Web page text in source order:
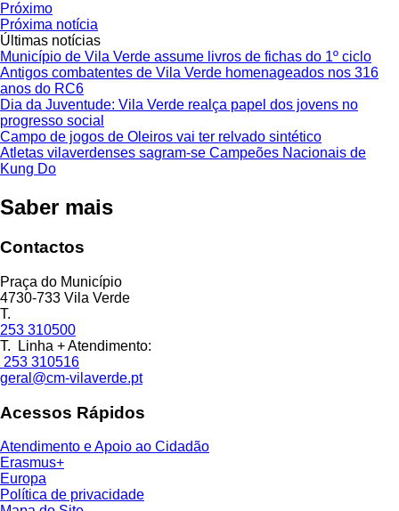
Próximo
Próxima notícia
Últimas notícias
Município de Vila Verde assume livros de fichas do 1º ciclo
Antigos combatentes de Vila Verde homenageados nos 316
anos do RC6
Dia da Juventude: Vila Verde realça papel dos jovens no
progresso social
Campo de jogos de Oleiros vai ter relvado sintético
Atletas vilaverdenses sagram-se Campeões Nacionais de
Kung Do
Saber mais
Contactos
Praça do Município
4730-733 Vila Verde
T.
253 310500
T. Linha + Atendimento:
253 310516
geral@cm-vilaverde.pt
Acessos Rápidos
Atendimento e Apoio ao Cidadão
Erasmus+
Europa
Política de privacidade